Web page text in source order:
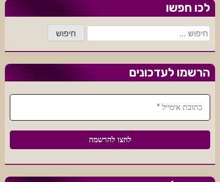
לכו חפשו
חיפוש:
הרשמו לעדכונים